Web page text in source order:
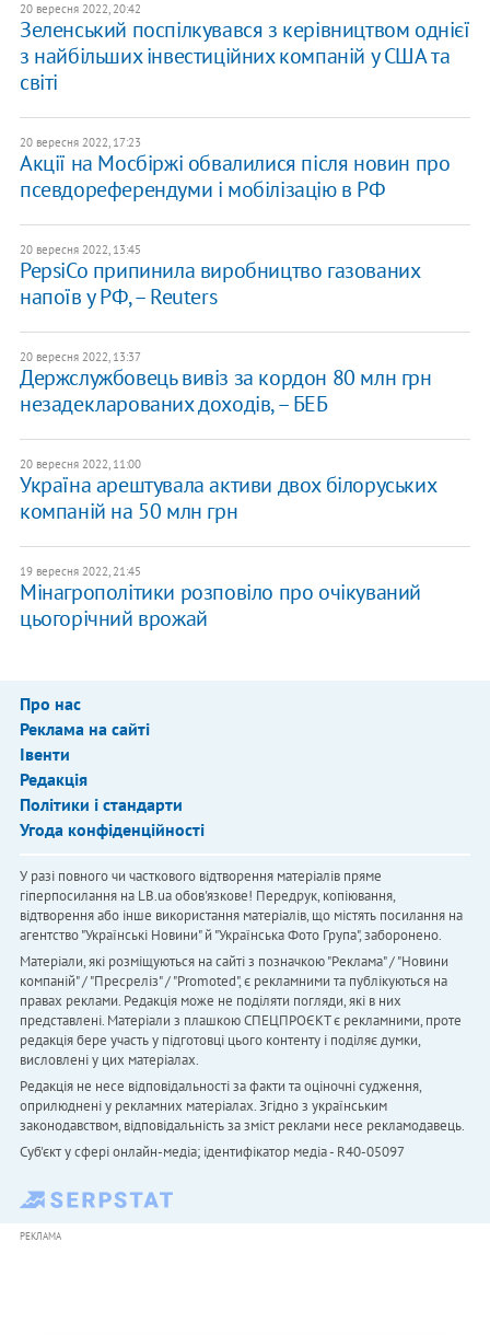
20 вересня 2022, 20:42
Зеленський поспілкувався з керівництвом однієї
з найбільших інвестиційних компаній у США та
світі
20 вересня 2022, 17:23
Акції на Мосбіржі обвалилися після новин про
псевдореферендуми і мобілізацію в РФ
20 вересня 2022, 13:45
PepsiCo припинила виробництво газованих
напоїв у РФ, – Reuters
20 вересня 2022, 13:37
Держслужбовець вивіз за кордон 80 млн грн
незадекларованих доходів, – БЕБ
20 вересня 2022, 11:00
Україна арештувала активи двох білоруських
компаній на 50 млн грн
19 вересня 2022, 21:45
Мінагрополітики розповіло про очікуваний
цьогорічний врожай
Про нас
Реклама на сайті
Івенти
Редакція
Політики і стандарти
Угода конфіденційності
У разі повного чи часткового відтворення матеріалів пряме
гіперпосилання на LB.ua обов'язкове! Передрук, копіювання,
відтворення або інше використання матеріалів, що містять посилання на
агентство "Українськi Новини" й "Українська Фото Група", заборонено.
Матеріали, які розміщуються на сайті з позначкою "Реклама" / "Новини
компаній" / "Пресреліз" / "Promoted", є рекламними та публікуються на
правах реклами. Редакція може не поділяти погляди, які в них
представлені. Матеріали з плашкою СПЕЦПРОЄКТ є рекламними, проте
редакція бере участь у підготовці цього контенту і поділяє думки,
висловлені у цих матеріалах.
Редакція не несе відповідальності за факти та оціночні судження,
оприлюднені у рекламних матеріалах. Згідно з українським
законодавством, відповідальність за зміст реклами несе рекламодавець.
Cуб'єкт у сфері онлайн-медіа; ідентифікатор медіа - R40-05097
РЕКЛАМА